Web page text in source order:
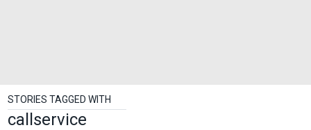
STORIES TAGGED WITH
callservice